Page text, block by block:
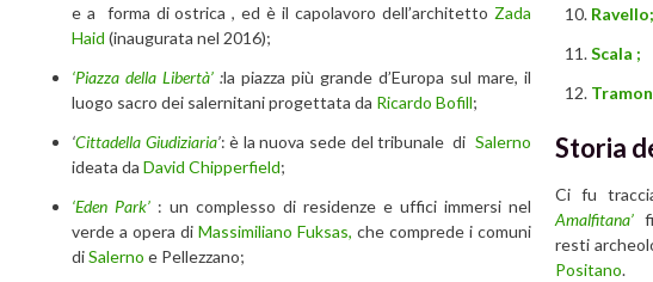
e a forma di ostrica , ed è il capolavoro dell’architetto Zada
Haid (inaugurata nel 2016);
‘Piazza della Libertà’:la piazza più grande d’Europa sul mare, il
luogo sacro dei salernitani progettata da Ricardo Bofill;
‘Cittadella Giudiziaria’: è la nuova sede del tribunale di Salerno
ideata da David Chipperfield;
‘Eden Park’ : un complesso di residenze e uffici immersi nel
verde a opera di Massimiliano Fuksas, che comprede i comuni
diSalerno e Pellezzano;
Ravello;
Scala ;
Storia
Ci fu
Amalfitana’
resti
Positano.